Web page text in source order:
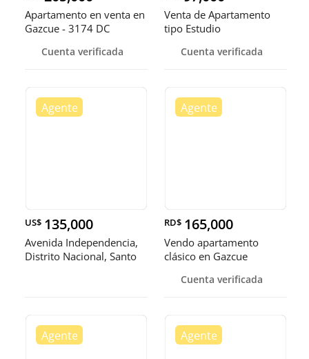
Apartamento en venta en
Gazcue - 3174 DC
Cuenta verificada
Venta de Apartamento
tipo Estudio
Cuenta verificada
US$ 135,000
Avenida Independencia,
Distrito Nacional, Santo
RD$ 165,000
Vendo apartamento
clásico en Gazcue
Cuenta verificada